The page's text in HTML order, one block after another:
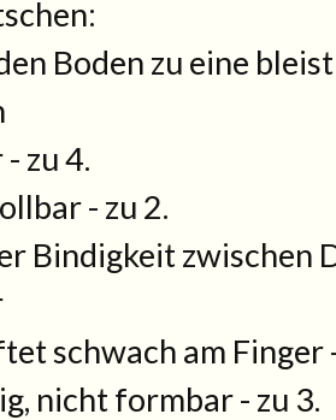
Boden zu eine
zu 4.
- zu 2.
Bindigkeit zwischen
schwach am Finger
nicht formbar - zu 3.